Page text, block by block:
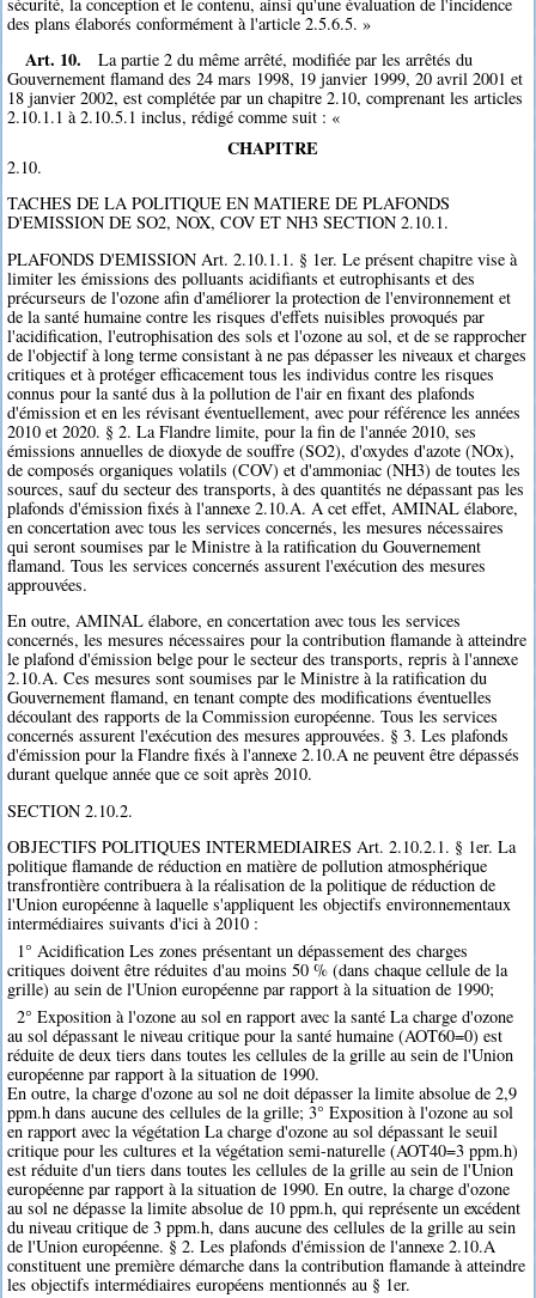
des plans élaborés conformément à l'article 2.5.6.5. »
Art. 10.
La partie 2 du même arrêté, modifiée par les arrêtés du
Gouvernement flamand des 24 mars 1998, 19 janvier 1999, 20 avril 2001 et
18 janvier 2002, est complétée par un chapitre 2.10, comprenant les articles
2.10.1.1 à 2.10.5.1 inclus, rédigé comme suit : «
CHAPITRE
2.10.
TACHES DE LA POLITIQUE EN MATIERE DE PLAFONDS
D'EMISSION DE SO2, NOX, COV ET NH3 SECTION 2.10.1.
PLAFONDS D'EMISSION Art. 2.10.1.1. § 1er. Le présent chapitre vise à
limiter les émissions des polluants acidifiants et eutrophisants et des
précurseurs de l'ozone afin d'améliorer la protection de l'environnement et
de la santé humaine contre les risques d'effets nuisibles provoqués par
l'acidification, l'eutrophisation des sols et l'ozone au sol, et de se rapprocher
de l'objectif à long terme consistant à ne pas dépasser les niveaux et charges
critiques et à protéger efficacement tous les individus contre les risques
connus pour la santé dus à la pollution de l'air en fixant des plafonds
d'émission et en les révisant éventuellement, avec pour référence les années
2010 et 2020. § 2. La Flandre limite, pour la fin de l'année 2010, ses
émissions annuelles de dioxyde de souffre (SO2), d'oxydes d'azote (NOx),
de composés organiques volatils (COV) et d'ammoniac (NH3) de toutes les
sources, sauf du secteur des transports, à des quantités ne dépassant pas les
plafonds d'émission fixés à l'annexe 2.10.A. A cet effet, AMINAL élabore,
en concertation avec tous les services concernés, les mesures nécessaires
qui seront soumises par le Ministre à la ratification du Gouvernement
flamand. Tous les services concernés assurent l'exécution des mesures
approuvées.
En outre, AMINAL élabore, en concertation avec tous les services
concernés, les mesures nécessaires pour la contribution flamande à atteindre
le plafond d'émission belge pour le secteur des transports, repris à l'annexe
2.10.A. Ces mesures sont soumises par le Ministre à la ratification du
Gouvernement flamand, en tenant compte des modifications éventuelles
découlant des rapports de la Commission européenne. Tous les services
concernés assurent l'exécution des mesures approuvées. § 3. Les plafonds
d'émission pour la Flandre fixés à l'annexe 2.10.A ne peuvent être dépassés
durant quelque année que ce soit après 2010.
SECTION 2.10.2.
OBJECTIFS POLITIQUES INTERMEDIAIRES Art. 2.10.2.1. § 1er. La
politique flamande de réduction en matière de pollution atmosphérique
transfrontière contribuera à la réalisation de la politique de réduction de
l'Union européenne à laquelle s'appliquent les objectifs environnementaux
intermédiaires suivants d'ici à 2010 :
1° Acidification Les zones présentant un dépassement des charges
critiques doivent être réduites d'au moins 50 % (dans chaque cellule de la
grille) au sein de l'Union européenne par rapport à la situation de 1990;
2° Exposition à l'ozone au sol en rapport avec la santé La charge d'ozone
au sol dépassant le niveau critique pour la santé humaine (AOT60=0) est
réduite de deux tiers dans toutes les cellules de la grille au sein de l'Union
européenne par rapport à la situation de 1990.
En outre, la charge d'ozone au sol ne doit dépasser la limite absolue de 2,9
ppm.h dans aucune des cellules de la grille; 3° Exposition à l'ozone au sol
en rapport avec la végétation La charge d'ozone au sol dépassant le seuil
critique pour les cultures et la végétation semi-naturelle (AOT40=3 ppm.h)
est réduite d'un tiers dans toutes les cellules de la grille au sein de l'Union
européenne par rapport à la situation de 1990. En outre, la charge d'ozone
au sol ne dépasse la limite absolue de 10 ppm.h, qui représente un excédent
du niveau critique de 3 ppm.h, dans aucune des cellules de la grille au sein
de l'Union européenne. § 2. Les plafonds d'émission de l'annexe 2.10.A
constituent une première démarche dans la contribution flamande à atteindre
les objectifs intermédiaires européens mentionnés au § 1er.